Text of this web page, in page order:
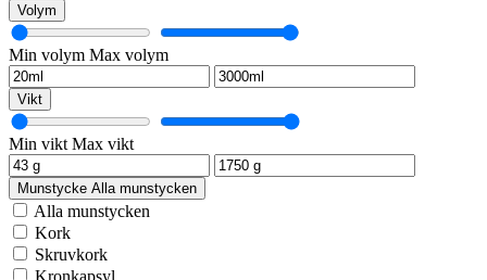
Volym
Min volym Max volym
Vikt
Min vikt Max vikt
Munstycke Alla munstycken
Alla munstycken
Kork
Skruvkork